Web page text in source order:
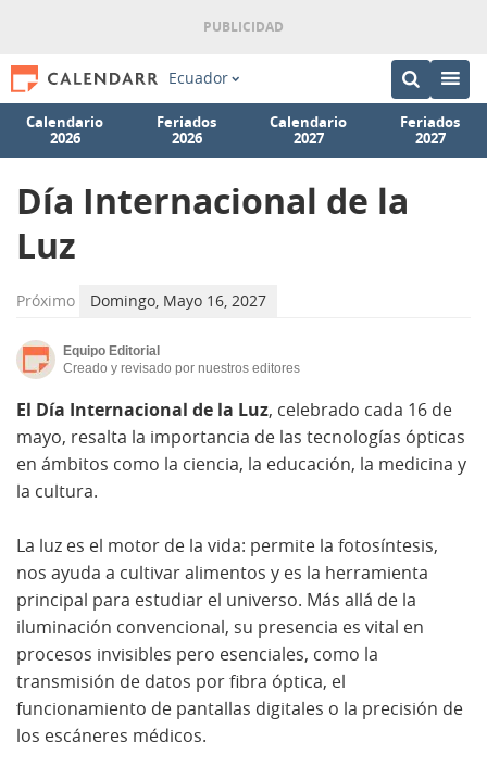
Ecuador
Calendario
2026
Feriados
2026
Calendario
2027
Feriados
2027
Día Internacional de la
Luz
Próximo Domingo, Mayo 16, 2027
Equipo Editorial
Creado y revisado por nuestros editores
El Día Internacional de la Luz, celebrado cada 16 de
mayo, resalta la importancia de las tecnologías ópticas
en ámbitos como la ciencia, la educación, la medicina y
la cultura.
La luz es el motor de la vida: permite la fotosíntesis,
nos ayuda a cultivar alimentos y es la herramienta
principal para estudiar el universo. Más allá de la
iluminación convencional, su presencia es vital en
procesos invisibles pero esenciales, como la
transmisión de datos por fibra óptica, el
funcionamiento de pantallas digitales o la precisión de
los escáneres médicos.